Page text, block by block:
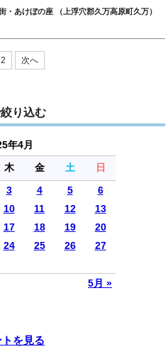
・あけぼの座 （上浮穴郡久万高原町久万）
2 次へ
り込む
年4月
木 金 土 日
5月 »
3 4 5
6
10 11 12
13
17 18 19
20
24 25 26
27
を見る